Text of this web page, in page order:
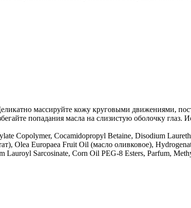
массируйте кожу круговыми движениями,
попадания масла на слизистую оболочку глаз.
Copolymer, Cocamidopropyl Betaine, Disodium
Olea Europaea Fruit Oil (масло оливковое),
Lauroyl Sarcosinate, Corn Oil PEG-8 Esters, Parfum,